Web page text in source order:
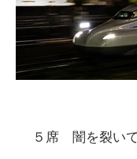
５席 闇を裂